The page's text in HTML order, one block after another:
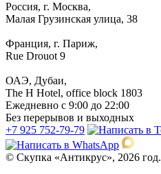
Россия, г. Москва,
Малая Грузинская улица, 38
Франция, г. Париж,
Rue Drouot 9
ОАЭ, Дубаи,
The H Hotel, office block 1803
Ежедневно с 9:00 до 22:00
Без перерывов и выходных
+7 925 752-79-79
© Скупка «Антикрус», 2026 год.